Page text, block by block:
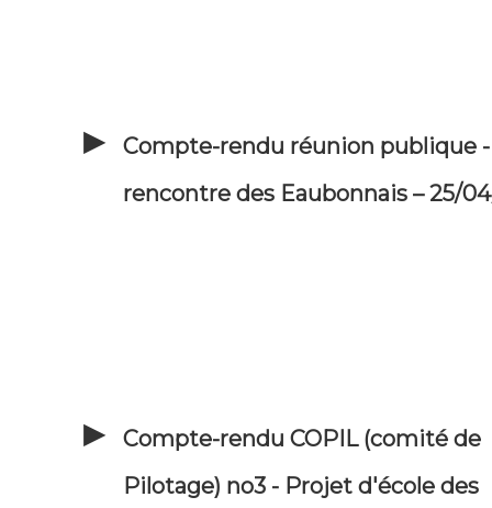
Compte-rendu réunion publique -
rencontre des Eaubonnais – 25/
Compte-rendu COPIL (comité de
Pilotage) no3 - Projet d'école des